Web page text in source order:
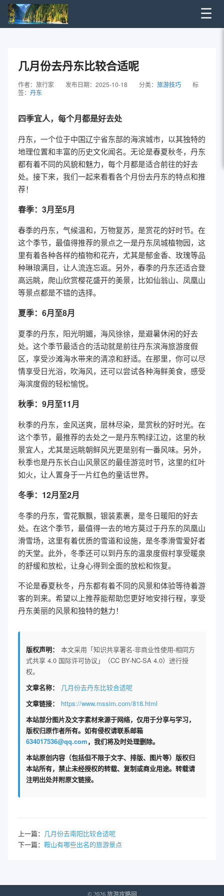
☰
几月份去丹东比较合适呢
作者：旅行家 发布日期：2025-10-18 分类： 旅游技巧
标
签： 丹东
四季宜人，每个月都是好去处
丹东，一个位于中国辽宁省东部的海滨城市，以其独特的
地理位置和丰富的历史文化闻名。无论是春夏秋冬，丹东
都有着不同的风貌和魅力，每个月都是适合前往的好去
处。接下来，我们一起来看看各个月份去丹东的特点和推
荐！
春季：3月至5月
春季的丹东，气候温和，万物复苏，是赏花的好时节。在
这个季节，最值得推荐的景点之一是丹东凤城植物园，这
里有着各种各样的植物和花卉，尤其是郁金香、玫瑰等品
种琳琅满目，让人流连忘返。另外，春季的丹东还适合登
高远眺，爬山欣赏樱花盛开的美景，比如仙翁山、凤凰山
等景点都是不错的选择。
夏季：6月至8月
夏季的丹东，阳光明媚，海风徐徐，是避暑休闲的好去
处。这个季节最适合的活动就是前往丹东滨海旅游度假
区，享受沙滩海水带来的清凉和舒适。在那里，你可以尽
情享受日光浴，吹海风，还可以尝试各种海鲜美食，感受
海滨度假的轻松愉悦。
秋季：9月至11月
秋季的丹东，金风送爽，层林尽染，是赏秋的好时光。在
这个季节，最推荐的去处之一是丹东鸭绿江边，这里的秋
景宜人，尤其是远眺朝鲜风光更是别有一番风味。另外，
秋季也是丹东长白山风景区的最佳游览时节，这里的红叶
如火，让人置身于一片红色的童话世界。
冬季：12月至2月
冬季的丹东，雪花飘飘，银装素裹，是冬日暖阳的好去
处。在这个季节，最值得一去的地方莫过于丹东的凤凰山
滑雪场，这里有着优质的雪道和设施，是冬季滑雪爱好者
的天堂。此外，冬季还可以到丹东的温泉度假村享受暖泉
的舒缓和放松，让身心得到全面的放松和恢复。
不论是春夏秋冬，丹东都有着不同的风景和体验等待着游
客的到来。希望以上推荐能帮助您更好地安排行程，享受
丹东美丽的风景和独特的魅力！
版权声明：
本文采用「知识共享署名-非商业性使用-相同方
式共享 4.0 国际许可协议」（CC BY-NC-SA 4.0）进行授
权。
文章名称：
几月份去丹东比较合适呢
文章链接：
https://www.mssim.com/818.html
本站部分图片及文字素材来源于网络，仅用于分享与学习，
版权归原作者所有。如有侵权请联系邮箱
634017536@qq.com，我们将及时处理删除。
本站原创内容（包括但不限于文字、排版、图片等）版权归
本站所有，禁止未经授权的转载、复制或商业用途。转载请
注明出处并附原文链接。
上一篇： 几月份去南阳比较合适呢
下一篇： 鞍山有哪些出名的旅游景点
© 2026 旅游攻略网